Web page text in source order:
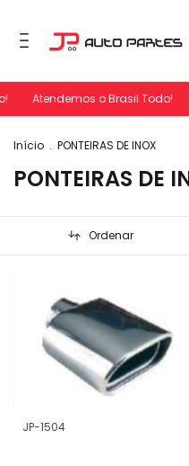
Atendemos o Brasil Todo!
Início . PONTEIRAS DE INOX
PONTEIRAS DE
Ordenar
JP-1504